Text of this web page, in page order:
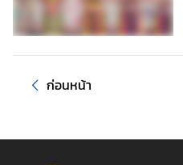
พั
ด
ก่อนหน้า